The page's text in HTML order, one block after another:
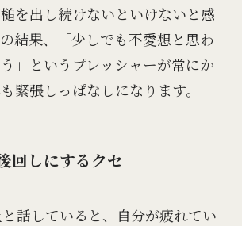
を出し続けないといけないと感
結果、「少しでも不愛想と思わ
」というプレッシャーが常にか
緊張しっぱなしになります。
回しにするクセ
話していると、自分が疲れてい